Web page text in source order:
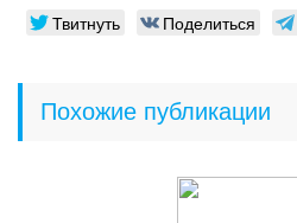
Твитнуть Поделиться
Похожие публикации